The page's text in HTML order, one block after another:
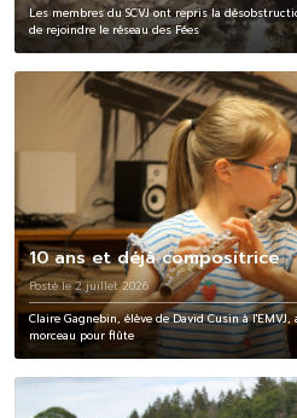
Les membres du SCVJ ont repris la
de rejoindre le réseau des Fées
10 ans et déjà compositrice
Posté le 2 juillet 2026
Claire Gagnebin, élève de David Cusin à
morceau pour flûte